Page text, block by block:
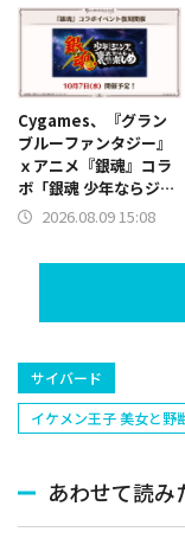
Cygames、『グラン
ブルーファンタジー』
ｘアニメ『銀魂』コラ
ボ「銀魂 少年ならジャ
ンプの裏表紙までちゃ
2026.08.09 15:08
サイバード
イケメン王子 美女と野
あわせて読み